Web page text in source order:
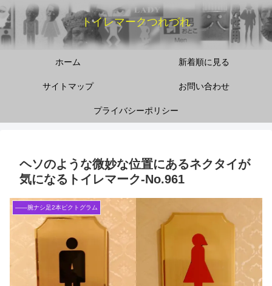
トイレマークつれづれ
ホーム 新着順に見る
サイトマップ お問い合わせ
プライバシーポリシー
ヘソのような微妙な位置にあるネクタイが
気になるトイレマーク‐No.961
――腕ナシ足2本ピクトグラム